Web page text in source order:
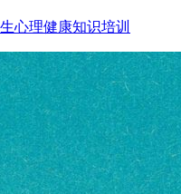
心理健康知识培训